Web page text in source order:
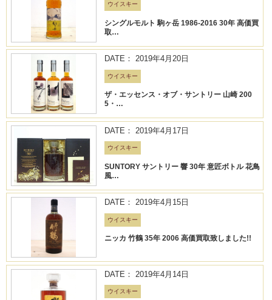
ウイスキー
シングルモルト 駒ヶ岳 1986-2016 30年 高価買
取…
DATE： 2019年4月20日
ウイスキー
ザ・エッセンス・オブ・サントリー 山崎 200
5・…
DATE： 2019年4月17日
ウイスキー
SUNTORY サントリー 響 30年 意匠ボトル 花鳥
風…
DATE： 2019年4月15日
ウイスキー
ニッカ 竹鶴 35年 2006 高価買取致しました!!
DATE： 2019年4月14日
ウイスキー